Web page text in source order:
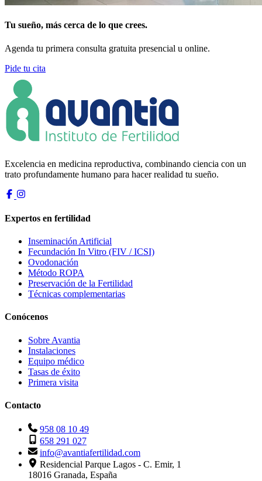
Tu sueño, más cerca de lo que crees.
Agenda tu primera consulta gratuita presencial u online.
Pide tu cita
Excelencia en medicina reproductiva, combinando ciencia con un
trato profundamente humano para hacer realidad tu sueño.
Expertos en fertilidad
Inseminación Artificial
Fecundación In Vitro (FIV / ICSI)
Ovodonación
Método ROPA
Preservación de la Fertilidad
Técnicas complementarias
Conócenos
Sobre Avantia
Instalaciones
Equipo médico
Tasas de éxito
Primera visita
Contacto
958 08 10 49
658 291 027
info@avantiafertilidad.com
Residencial Parque Lagos - C. Emir, 1
18016 Granada, España